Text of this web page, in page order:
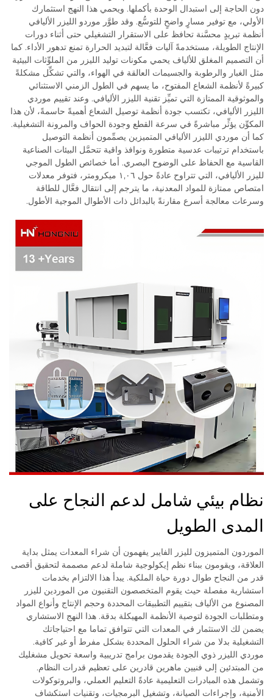
دون الحاجة إلى استبدال الوحدة بأكملها. ويحمي هذا النهج استثمارك
الأولي، مع توفير مسارٍ واضحٍ للتوسُّع. وقد طوَّر موردو الليزر الأليافي
أنظمة تبريدٍ محسَّنة تحافظ على الاستقرار التشغيلي حتى أثناء دورات
الإنتاج الطويلة، مستخدمةً آليات فعَّالة لتبديد الحرارة تمنع تدهور الأداء. كما
أن التصميم المغلق للألياف يحمي مكونات توليد الليزر من الملوِّثات البيئية
مثل الغبار والرطوبة والجسيمات العالقة في الهواء، والتي تشكِّل مشكلةً
كبيرةً لأنظمة الشعاع المفتوح، ما يسهم في الطول الزمني الاستثنائي
والموثوقية الممتازة التي تميِّز تقنية الليزر الأليافي. وعند تقييم موردي
الليزر الأليافي، تكتسب جودة أنظمة توصيل الشعاع أهميةً حاسمةً، لأن هذا
المكوِّن يؤثِّر مباشرةً في سرعة القطع وجودة الحواف والمرونة التشغيلية.
كما أن موردي الليزر الأليافي المتميزين يصمِّمون أنظمة التوصيل
باستخدام ترتيبات عدسية متطورة ونوافذ واقية تتحمَّل البيئات الصناعية
القاسية مع الحفاظ على الوضوح البصري. أما خصائص الطول الموجي
لليزر الأليافي، التي تتراوح عادةً حول ١,٠٦ ميكرومتر، فتوفر معدلات
امتصاص ممتازة للمواد المعدنية، ما يترجم إلى انتقال فعَّال للطاقة
وسرعات معالجة أسرع مقارنةً بالبدائل ذات الأطوال الموجية الأطول.
نظام بيئي شامل لدعم النجاح على
المدى الطويل
الموردون المتميزون لليزر الفايبر يفهمون أن شراء المعدات يمثل بداية
العلاقة، ويقومون ببناء نظم إيكولوجية شاملة لدعم مصممة لتحقيق أقصى
قدر من النجاح طوال دورة حياة الملكية. يبدأ هذا الالتزام بخدمات
استشارية مفصلة حيث يقوم المتخصصون التقنيون من الموردين لليزر
المصنوع من الألياف بتقييم التطبيقات المحددة وحجم الإنتاج وأنواع المواد
ومتطلبات الجودة لتوصية الأنظمة المهيكلة بدقة. هذا النهج الاستشاري
يضمن لك الاستثمار في المعدات التي تتوافق تماما مع احتياجاتك
التشغيلية بدلا من شراء الحلول المحددة بشكل مفرط أو غير كافية.
موردي الليزر ذوي الجودة يقدمون برامج تدريبية واسعة تحويل مشغليك
من المبتدئين إلى فنيين ماهرين قادرين على تعظيم قدرات النظام.
وتشمل هذه المبادرات التعليمية عادةً التعليم العملي، والبروتوكولات
الأمنية، وإجراءات الصيانة، وتشغيل البرمجيات، وتقنيات استكشاف